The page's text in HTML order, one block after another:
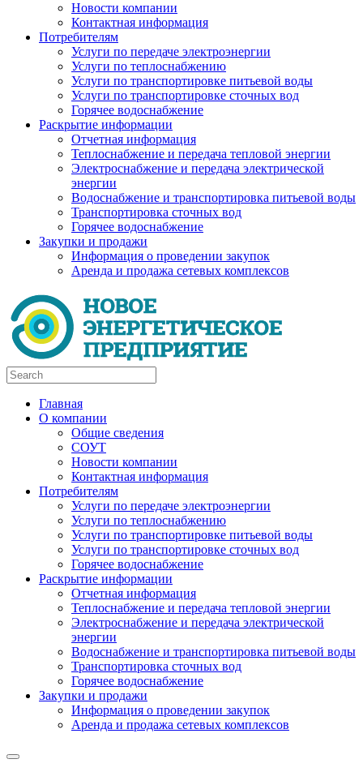
Новости компании
Контактная информация
Потребителям
Услуги по передаче электроэнергии
Услуги по теплоснабжению
Услуги по транспортировке питьевой воды
Услуги по транспортировке сточных вод
Горячее водоснабжение
Раскрытие информации
Отчетная информация
Теплоснабжение и передача тепловой энергии
Электроснабжение и передача электрической
энергии
Водоснабжение и транспортировка питьевой воды
Транспортировка сточных вод
Горячее водоснабжение
Закупки и продажи
Информация о проведении закупок
Аренда и продажа сетевых комплексов
Главная
О компании
Общие сведения
СОУТ
Новости компании
Контактная информация
Потребителям
Услуги по передаче электроэнергии
Услуги по теплоснабжению
Услуги по транспортировке питьевой воды
Услуги по транспортировке сточных вод
Горячее водоснабжение
Раскрытие информации
Отчетная информация
Теплоснабжение и передача тепловой энергии
Электроснабжение и передача электрической
энергии
Водоснабжение и транспортировка питьевой воды
Транспортировка сточных вод
Горячее водоснабжение
Закупки и продажи
Информация о проведении закупок
Аренда и продажа сетевых комплексов